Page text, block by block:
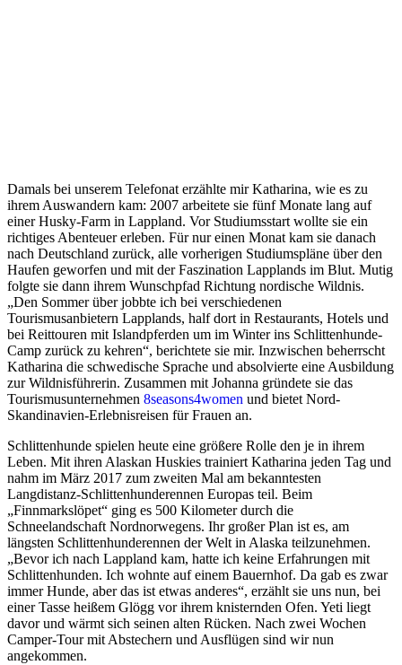
Damals bei unserem Telefonat erzählte mir Katharina, wie es zu
ihrem Auswandern kam: 2007 arbeitete sie fünf Monate lang auf
einer Husky-Farm in Lappland. Vor Studiumsstart wollte sie ein
richtiges Abenteuer erleben. Für nur einen Monat kam sie danach
nach Deutschland zurück, alle vorherigen Studiumspläne über den
Haufen geworfen und mit der Faszination Lapplands im Blut. Mutig
folgte sie dann ihrem Wunschpfad Richtung nordische Wildnis.
„Den Sommer über jobbte ich bei verschiedenen
Tourismusanbietern Lapplands, half dort in Restaurants, Hotels und
bei Reittouren mit Islandpferden um im Winter ins Schlittenhunde-
Camp zurück zu kehren“, berichtete sie mir. Inzwischen beherrscht
Katharina die schwedische Sprache und absolvierte eine Ausbildung
zur Wildnisführerin. Zusammen mit Johanna gründete sie das
Tourismusunternehmen 8seasons4women und bietet Nord-
Skandinavien-Erlebnisreisen für Frauen an.
Schlittenhunde spielen heute eine größere Rolle den je in ihrem
Leben. Mit ihren Alaskan Huskies trainiert Katharina jeden Tag und
nahm im März 2017 zum zweiten Mal am bekanntesten
Langdistanz-Schlittenhunderennen Europas teil. Beim
„Finnmarkslöpet“ ging es 500 Kilometer durch die
Schneelandschaft Nordnorwegens. Ihr großer Plan ist es, am
längsten Schlittenhunderennen der Welt in Alaska teilzunehmen.
„Bevor ich nach Lappland kam, hatte ich keine Erfahrungen mit
Schlittenhunden. Ich wohnte auf einem Bauernhof. Da gab es zwar
immer Hunde, aber das ist etwas anderes“, erzählt sie uns nun, bei
einer Tasse heißem Glögg vor ihrem knisternden Ofen. Yeti liegt
davor und wärmt sich seinen alten Rücken. Nach zwei Wochen
Camper-Tour mit Abstechern und Ausflügen sind wir nun
angekommen.